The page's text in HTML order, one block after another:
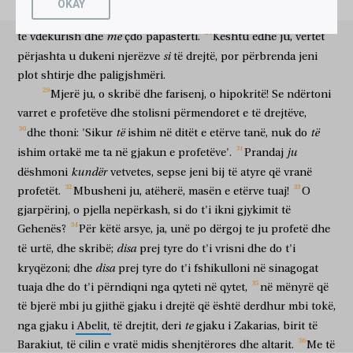
që qëllon me gurë
ἠθέλησα
desha
ἐπισυναγαγεῖν
për të mbledhur bashkë fëmijët e tu të cilën
τρόπον
mënyrë
ὄρνις
klloçkë
ἐπισυνάγει
mbledh bashkë
τὰ νοσσία
zogjtë
αὐτῆς
e saj
ὑπὸ
nën
τὰς
πτέρυγας,
krahët
καὶ
dhe
οὐκ
nuk
ἠθελήσατε.
deshët
juaj
ἔρημος!
e shkretë
λέγω
them
γὰρ
sepse
ὑμῖν,
juve
οὐ
jo
μή
nuk
με
mua
ἴδητε
të shikoni
ἀπ’
ἄρτι
tani
ἕως
derisa të thoni
εὐλογημένος
bekuar ai që vjen në
ὀνόματι
emër
Κυρίου!
të Zotit
duken të bukura, por
të vdekurish dhe me çdo papastërti. Kështu edhe ju, vërtet
përjashta u dukeni njerëzve si të drejtë, por përbrenda jeni
plot shtirje dhe paligjshmëri.
Mjerë ju, o skribë dhe farisenj, o hipokritë! Se ndërtoni
varret e profetëve dhe stolisni përmendoret e të drejtëve,
dhe thoni: 'Sikur të ishim në ditët e etërve tanë, nuk do të
ishim ortakë me ta në gjakun e profetëve'. Prandaj ju
dëshmoni kundër vetvetes, sepse jeni bij të atyre që vranë
profetët.
Mbusheni ju, atëherë, masën e etërve tuaj!
O
gjarpërinj, o pjella nepërkash, si do t'i ikni gjykimit të
Gehenës?
Për këtë arsye, ja, unë po dërgoj te ju profetë dhe
të urtë, dhe skribë; disa prej tyre do t'i vrisni dhe do t'i
kryqëzoni; dhe disa prej tyre do t'i fshikulloni në sinagogat
tuaja dhe do t'i përndiqni nga qyteti në qytet, në mënyrë që
të bjerë mbi ju gjithë gjaku i drejtë që është derdhur mbi tokë,
nga gjaku i Abelit, të drejtit, deri te gjaku i Zakarias, birit të
Barakiut, të cilin e vratë midis shenjtërores dhe altarit. Me të
OKAY